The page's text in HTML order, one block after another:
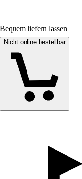
Bequem liefern lassen
Nicht online bestellbar